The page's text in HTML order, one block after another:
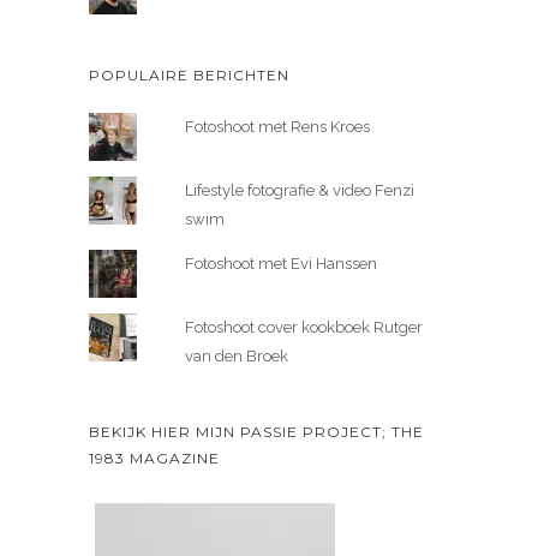
POPULAIRE BERICHTEN
Fotoshoot met Rens Kroes
Lifestyle fotografie & video Fenzi
swim
Fotoshoot met Evi Hanssen
Fotoshoot cover kookboek Rutger
van den Broek
BEKIJK HIER MIJN PASSIE PROJECT; THE
1983 MAGAZINE